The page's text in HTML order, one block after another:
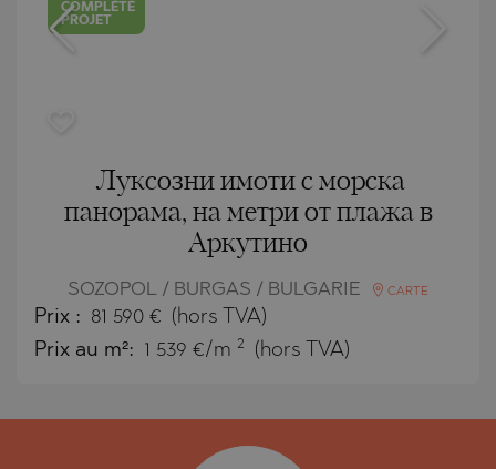
COMPLÉTÉ
PROJET
Луксозни имоти с морска
панорама, на метри от плажа в
Аркутино
SOZOPOL / BURGAS / BULGARIE CARTE
Prix : 81 590 € (hors TVA)
Prix au m²: 1 539 €/m 2 (hors TVA)